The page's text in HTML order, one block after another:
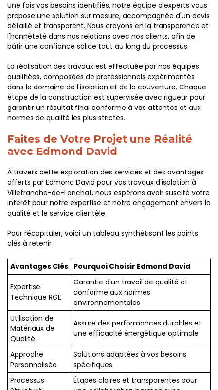
Une fois vos besoins identifiés, notre équipe d'experts vous
propose une solution sur mesure, accompagnée d'un devis
détaillé et transparent. Nous croyons en la transparence et
l'honnêteté dans nos relations avec nos clients, afin de
bâtir une confiance solide tout au long du processus.
La réalisation des travaux est effectuée par nos équipes
qualifiées, composées de professionnels expérimentés
dans le domaine de l'isolation et de la couverture. Chaque
étape de la construction est supervisée avec rigueur pour
garantir un résultat final conforme à vos attentes et aux
normes de qualité les plus strictes.
Faites de Votre Projet une Réalité
avec Edmond David
À travers cette exploration des services et des avantages
offerts par Edmond David pour vos travaux d'isolation à
Villefranche-de-Lonchat, nous espérons avoir suscité votre
intérêt pour notre expertise et notre engagement envers la
qualité et le service clientèle.
Pour récapituler, voici un tableau synthétisant les points
clés à retenir :
Avantages Clés Pourquoi Choisir Edmond David
Expertise
Technique RGE
Garantie d'un travail de qualité et
conforme aux normes
environnementales
Utilisation de
Matériaux de
Qualité
Assure des performances durables et
une efficacité énergétique optimale
Approche
Personnalisée
Solutions adaptées à vos besoins
spécifiques
Processus
Étapes claires et transparentes pour